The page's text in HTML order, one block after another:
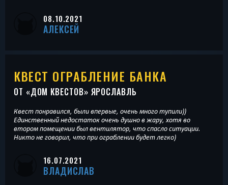
08.10.2021
АЛЕКСЕЙ
КВЕСТ ОГРАБЛЕНИЕ БАНКА
ОТ «ДОМ КВЕСТОВ» ЯРОСЛАВЛЬ
Квест понравился, были впервые, очень много тупили))
Единственный недостаток очень душно в жару, хотя во
втором помещении был вентилятор, что спасло ситуации.
Никто не говорил, что при ограблении будет легко)
16.07.2021
ВЛАДИСЛАВ